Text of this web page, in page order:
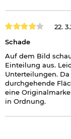
22.
Schade
Auf dem Bild
Einteilung aus.
Unterteilungen.
durchgehende
eine
in Ordnung.